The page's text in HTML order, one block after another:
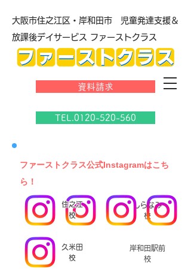
大阪市住之江区・岸和田市 児童発達支援＆
放課後デイサービス ファーストクラス
資料請求
TEL.0120-520-560
​ファーストクラス公式Instagramはこち
ら！
しらなみ
校
久米田
校
岸和田駅前
校
住之江
校